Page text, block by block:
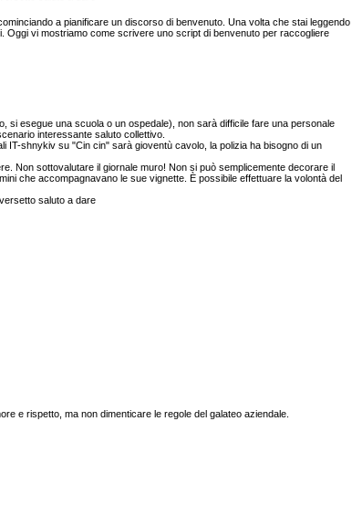
a pianificare un discorso di benvenuto. Una volta che stai leggendo
Oggi vi mostriamo come scrivere uno script di benvenuto per raccogliere
si esegue una scuola o un ospedale), non sarà difficile fare una personale
interessante saluto collettivo.
IT-shnykiv su "Cin cin" sarà gioventù cavolo, la polizia ha bisogno di un
Non sottovalutare il giornale muro! Non si può semplicemente decorare il
che accompagnavano le sue vignette. È possibile effettuare la volontà del
e rispetto, ma non dimenticare le regole del galateo aziendale.